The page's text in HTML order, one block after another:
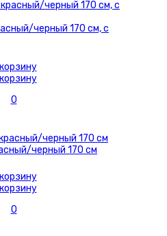
черный 170 см, с
0
черный 170 см
0